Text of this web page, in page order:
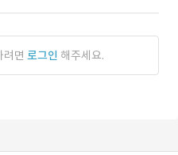
려면 로그인 해주세요.